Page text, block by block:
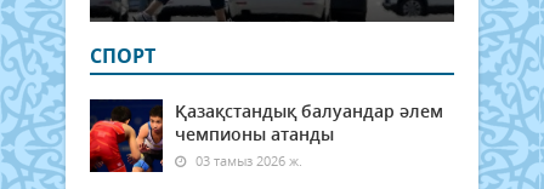
СПОРТ
Қазақстандық балуандар әлем
чемпионы атанды
03 тамыз 2026 ж.